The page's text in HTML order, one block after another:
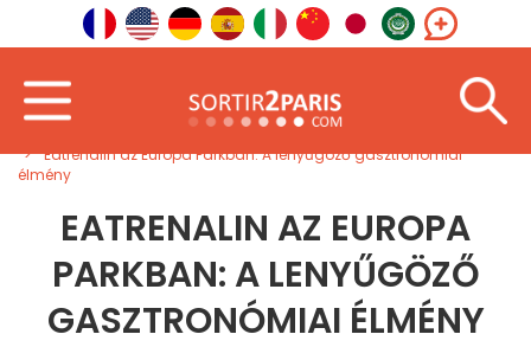
Eatrenalin az Europa Parkban: A lenyűgöző gasztronómiai
élmény
EATRENALIN AZ EUROPA
PARKBAN: A LENYŰGÖZŐ
GASZTRONÓMIAI ÉLMÉNY